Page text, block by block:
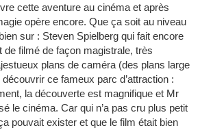
cette aventure au cinéma et après
opère encore. Que ça soit au niveau
sur : Steven Spielberg qui fait encore
de filmé de façon magistrale, très
plans de caméra (des plans large
ce fameux parc d’attraction :
la découverte est magnifique et Mr
le cinéma. Car qui n’a pas cru plus petit
pouvait exister et que le film était bien